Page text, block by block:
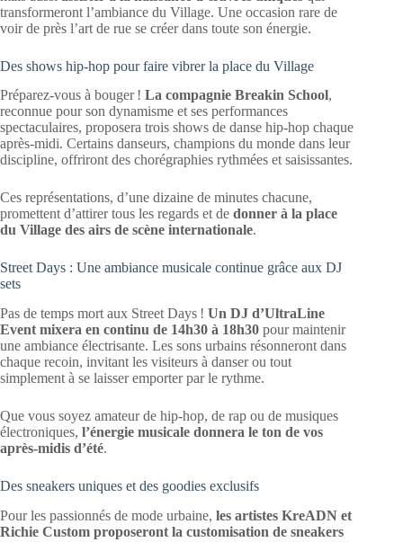
transformeront l’ambiance du Village. Une occasion rare de
voir de près l’art de rue se créer dans toute son énergie.
Des shows hip-hop pour faire vibrer la place du Village
Préparez-vous à bouger ! La compagnie Breakin School,
reconnue pour son dynamisme et ses performances
spectaculaires, proposera trois shows de danse hip-hop chaque
après-midi. Certains danseurs, champions du monde dans leur
discipline, offriront des chorégraphies rythmées et saisissantes.
Ces représentations, d’une dizaine de minutes chacune,
promettent d’attirer tous les regards et de donner à la place
du Village des airs de scène internationale.
Street Days : Une ambiance musicale continue grâce aux DJ
sets
Pas de temps mort aux Street Days ! Un DJ d’UltraLine
Event mixera en continu de 14h30 à 18h30 pour maintenir
une ambiance électrisante. Les sons urbains résonneront dans
chaque recoin, invitant les visiteurs à danser ou tout
simplement à se laisser emporter par le rythme.
Que vous soyez amateur de hip-hop, de rap ou de musiques
électroniques, l’énergie musicale donnera le ton de vos
après-midis d’été.
Des sneakers uniques et des goodies exclusifs
Pour les passionnés de mode urbaine, les artistes KreADN et
Richie Custom proposeront la customisation de sneakers